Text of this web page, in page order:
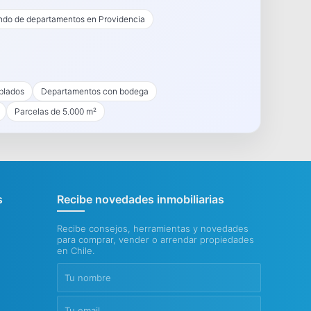
de departamentos en Providencia
Departamentos con bodega
Parcelas de 5.000 m²
Recibe novedades inmobiliarias
Recibe consejos, herramientas y novedades
para comprar, vender o arrendar propiedades
en Chile.